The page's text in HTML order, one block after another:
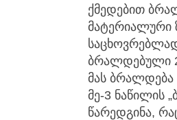
ქმედებით
მატერიალური
ბრალდებული
მას
მე-3 ნაწილის
წარედგინა,